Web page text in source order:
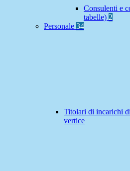
Consulenti e
tabelle) 2
Personale 34
Titolari di incarichi
vertice